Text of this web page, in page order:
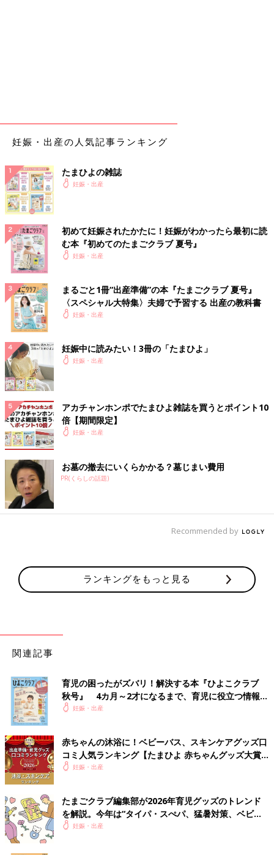
妊娠・出産の人気記事ランキング
たまひよの雑誌
妊娠・出産
初めて妊娠されたかたに！妊娠がわかったら最初に読
む本『初めてのたまごクラブ 夏号』
妊娠・出産
まるごと1冊“出産準備”の本『たまごクラブ 夏号』
〈スペシャル大特集〉夫婦で予習する 出産の教科書
妊娠・出産
妊娠中に読みたい！3冊の「たまひよ」
妊娠・出産
アカチャンホンポでたまひよ雑誌を買うとポイント10
倍【期間限定】
妊娠・出産
お墓の撤去にいくらかかる？墓じまい費用
PR(くらしの話題)
Recommended by
ランキングをもっと見る
関連記事
育児の困ったがズバリ！解決する本『ひよこクラブ
秋号』 4カ月～2才になるまで、育児に役立つ情報が
いっぱい！
妊娠・出産
赤ちゃんの沐浴に！ベビーバス、スキンケアグッズ口
コミ人気ランキング【たまひよ 赤ちゃんグッズ大賞
2026】
妊娠・出産
たまごクラブ編集部が2026年育児グッズのトレンド
を解説。今年は“タイパ・スぺパ、猛暑対策、ベビー
テック”がキーワード！
妊娠・出産